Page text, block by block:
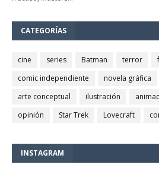
CATEGORÍAS
cine series Batman terror
comic independiente
novela gráfica
arte conceptual
ilustración
opinión
Star Trek Lovecraft
INSTAGRAM